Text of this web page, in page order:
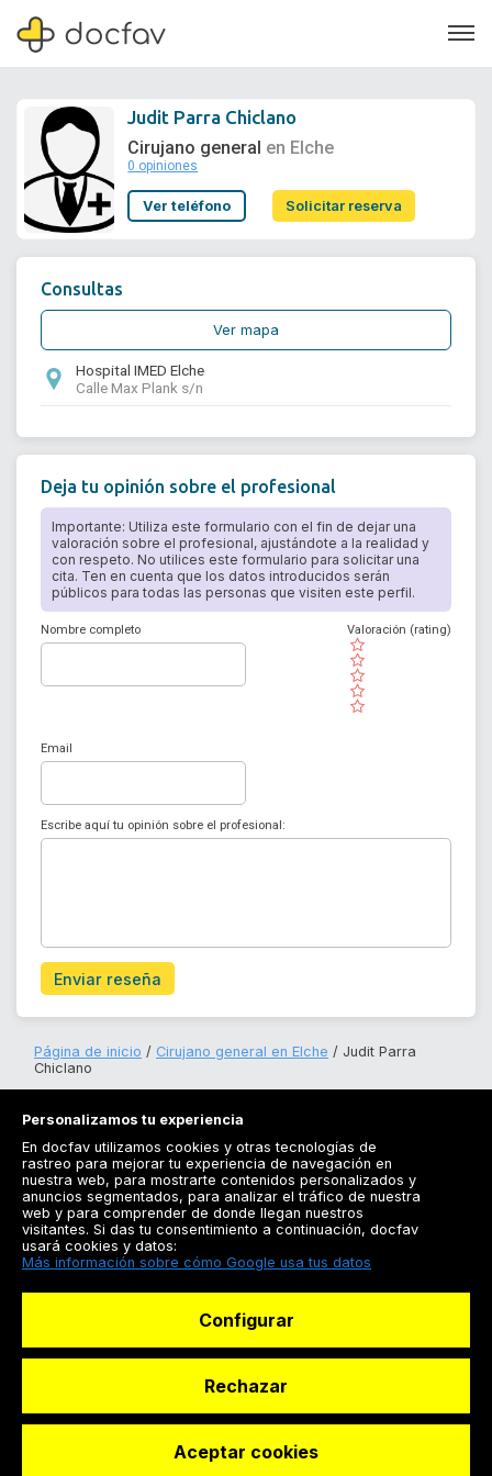
Soporte
Judit Parra Chiclano
Cirujano general en Elche
0 opiniones
Ver teléfono Solicitar reserva
Consultas
Ver mapa
Hospital IMED Elche
Calle Max Plank s/n
Deja tu opinión sobre el profesional
Importante: Utiliza este formulario con el fin de dejar una
valoración sobre el profesional, ajustándote a la realidad y
con respeto. No utilices este formulario para solicitar una
cita. Ten en cuenta que los datos introducidos serán
públicos para todas las personas que visiten este perfil.
Nombre completo
( )
( )
( )
( )
( )
Valoración (rating)
Email
Escribe aquí tu opinión sobre el profesional:
Enviar reseña
Página de inicio Cirujano general en Elche
Judit Parra
Chiclano
Registrarse
Docfav
© Dashboard Technologies S.L
Personalizamos tu experiencia
En docfav utilizamos cookies y otras tecnologías de
rastreo para mejorar tu experiencia de navegación en
nuestra web, para mostrarte contenidos personalizados y
anuncios segmentados, para analizar el tráfico de nuestra
web y para comprender de donde llegan nuestros
visitantes. Si das tu consentimiento a continuación, docfav
usará cookies y datos:
Más información sobre cómo Google usa tus datos
Configurar
Rechazar
Aceptar cookies